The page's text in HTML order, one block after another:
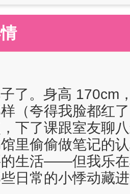
了。身高 170cm
（夸得我脸都红
下了课跟室友
里偷偷做笔记的
生活——但我乐
日常的小悸动藏